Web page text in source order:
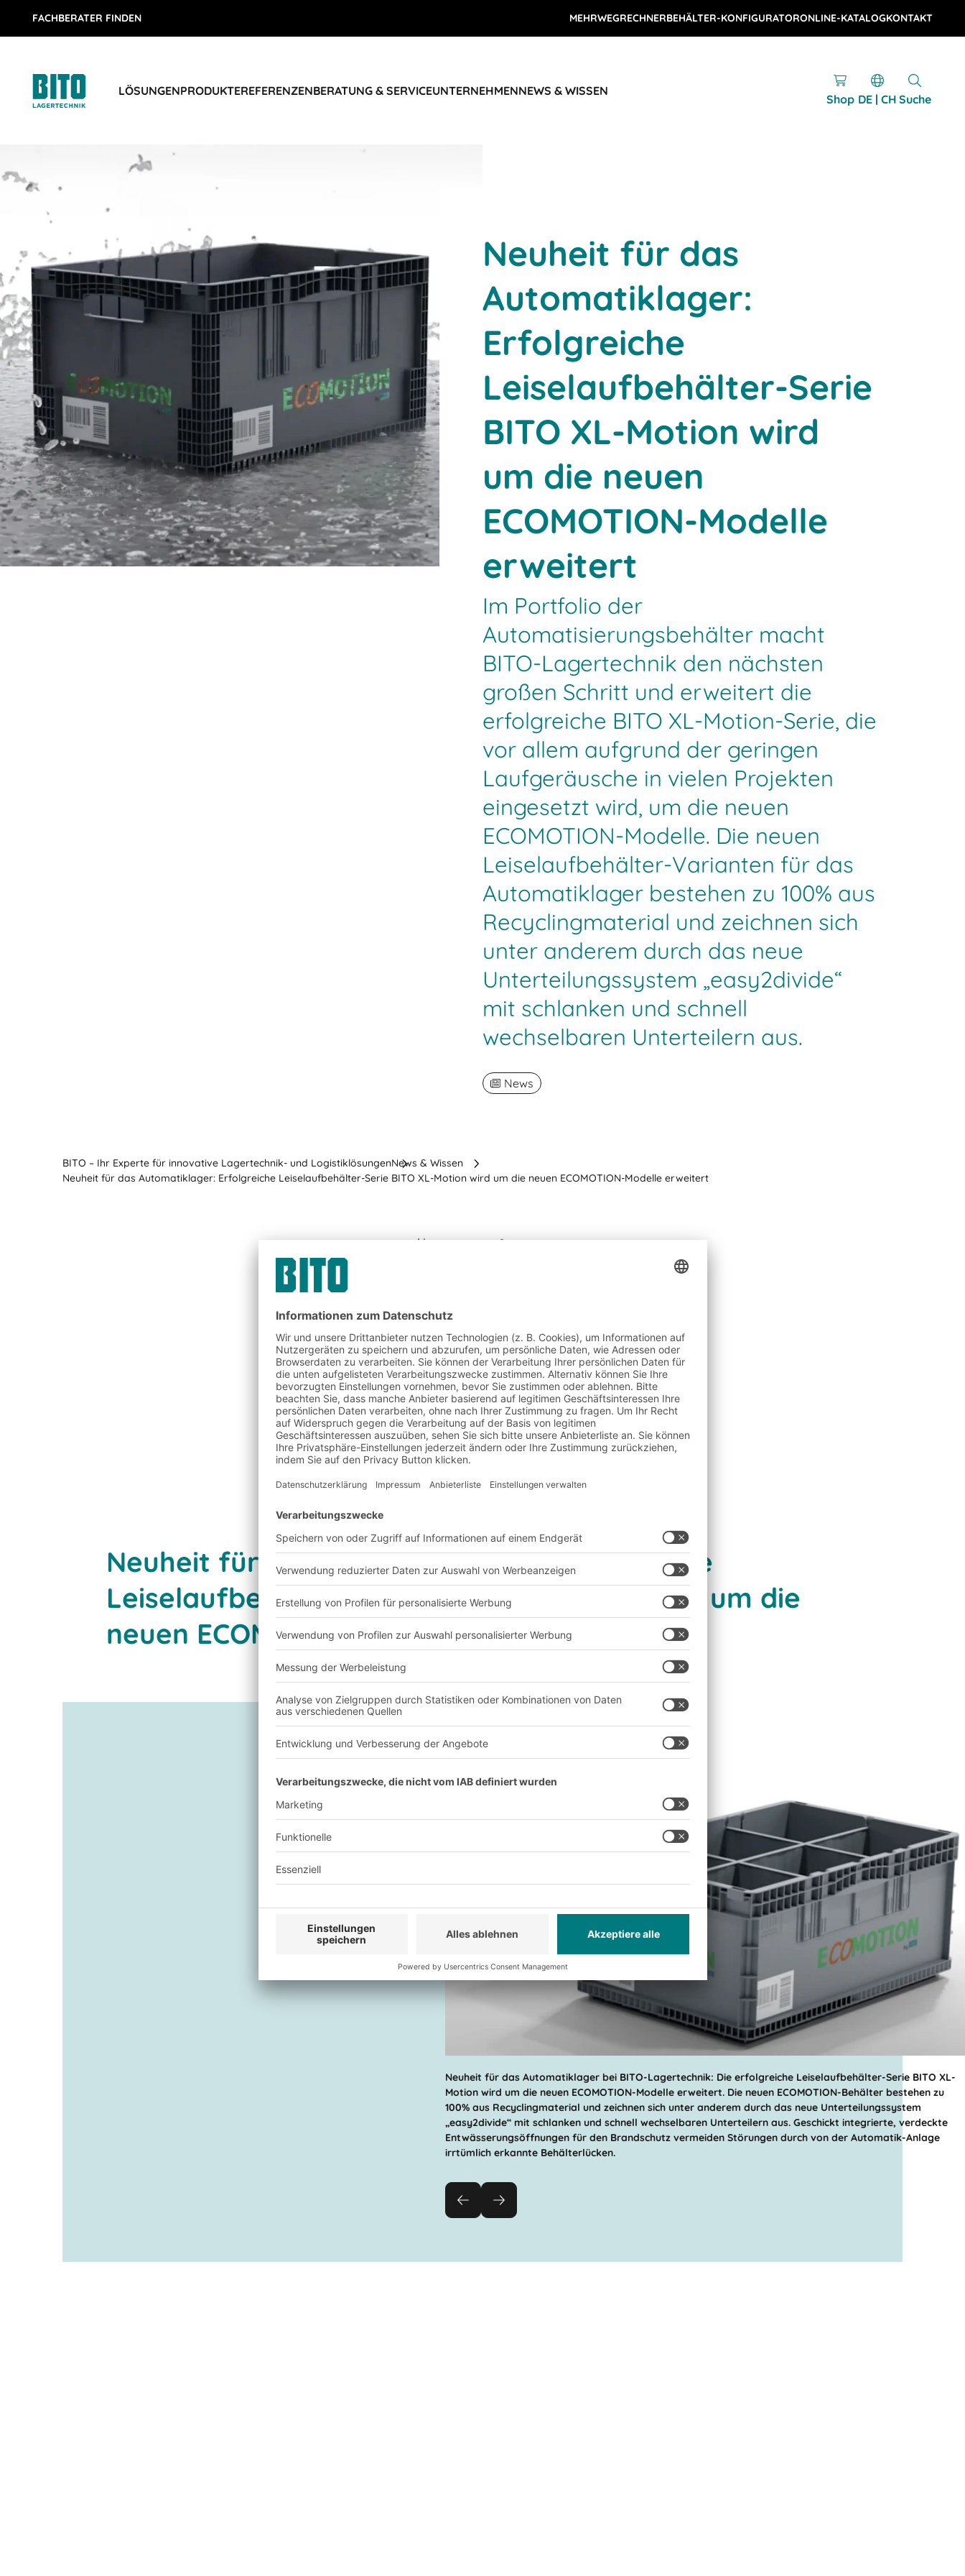
FACHBERATER FINDEN MEHRWEGRECHNERBEHÄLTER-KONFIGURATORONLINE-KATALOGKONTAKT
LÖSUNGENPRODUKTEREFERENZENBERATUNG & SERVICEUNTERNEHMENNEWS & WISSEN
Shop DE | CH Suche
Neuheit für das
Automatiklager:
Erfolgreiche
Leiselaufbehälter-Serie
BITO XL-Motion wird
um die neuen
ECOMOTION-Modelle
erweitert
Im Portfolio der
Automatisierungsbehälter macht
BITO-Lagertechnik den nächsten
großen Schritt und erweitert die
erfolgreiche BITO XL-Motion-Serie, die
vor allem aufgrund der geringen
Laufgeräusche in vielen Projekten
eingesetzt wird, um die neuen
ECOMOTION-Modelle. Die neuen
Leiselaufbehälter-Varianten für das
Automatiklager bestehen zu 100% aus
Recyclingmaterial und zeichnen sich
unter anderem durch das neue
Unterteilungssystem „easy2divide“
mit schlanken und schnell
wechselbaren Unterteilern aus.
News
BITO – Ihr Experte für innovative Lagertechnik- und LogistiklösungenNews & Wissen
Neuheit für das Automatiklager: Erfolgreiche Leiselaufbehälter-Serie BITO XL-Motion wird um die neuen ECOMOTION-Modelle erweitert
08.04.2024 TEILEN
Neuheit für das Automatiklager: Erfolgreiche
Leiselaufbehälter-Serie BITO XL-Motion wird um die
neuen ECOMOTION-Modelle erweitert
Neuheit für das Automatiklager bei BITO-Lagertechnik: Die erfolgreiche Leiselaufbehälter-Serie BITO XL-
Motion wird um die neuen ECOMOTION-Modelle erweitert. Die neuen ECOMOTION-Behälter bestehen zu
100% aus Recyclingmaterial und zeichnen sich unter anderem durch das neue Unterteilungssystem
„easy2divide“ mit schlanken und schnell wechselbaren Unterteilern aus. Geschickt integrierte, verdeckte
Entwässerungsöffnungen für den Brandschutz vermeiden Störungen durch von der Automatik-Anlage
irrtümlich erkannte Behälterlücken.